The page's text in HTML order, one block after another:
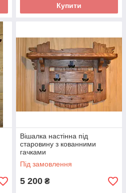
Купити
Вішалка настінна під
старовину з кованними
гачками
Під замовлення
5 200 ₴